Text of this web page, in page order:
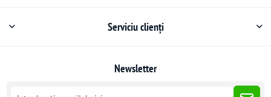
Serviciu clienți
Newsletter